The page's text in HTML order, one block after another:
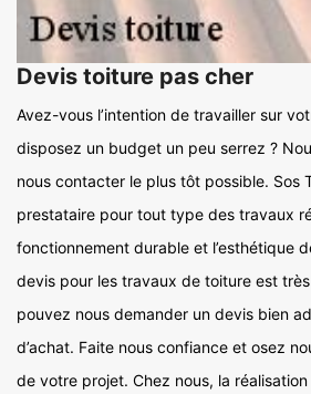
Devis toiture pas cher
Avez-vous l’intention de travailler sur
disposez un budget un peu serrez ?
nous contacter le plus tôt possible. Sos
prestataire pour tout type des travaux
fonctionnement durable et l’esthétique
devis pour les travaux de toiture est
pouvez nous demander un devis bien
d’achat. Faite nous confiance et osez
de votre projet. Chez nous, la réalisation